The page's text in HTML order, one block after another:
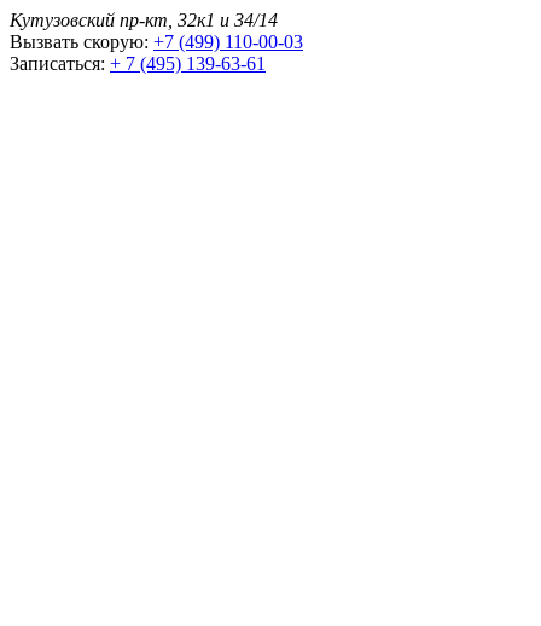
Кутузовский пр-кт, 32к1 и 34/14
Вызвать скорую: +7 (499) 110-00-03
Записаться: + 7 (495) 139-63-61